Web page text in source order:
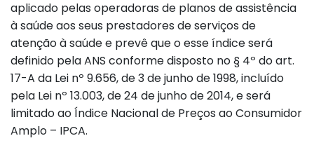
aplicado pelas operadoras de planos de assistência
à saúde aos seus prestadores de serviços de
atenção à saúde e prevê que o esse índice será
definido pela ANS conforme disposto no § 4º do art.
17-A da Lei nº 9.656, de 3 de junho de 1998, incluído
pela Lei nº 13.003, de 24 de junho de 2014, e será
limitado ao Índice Nacional de Preços ao Consumidor
Amplo – IPCA.